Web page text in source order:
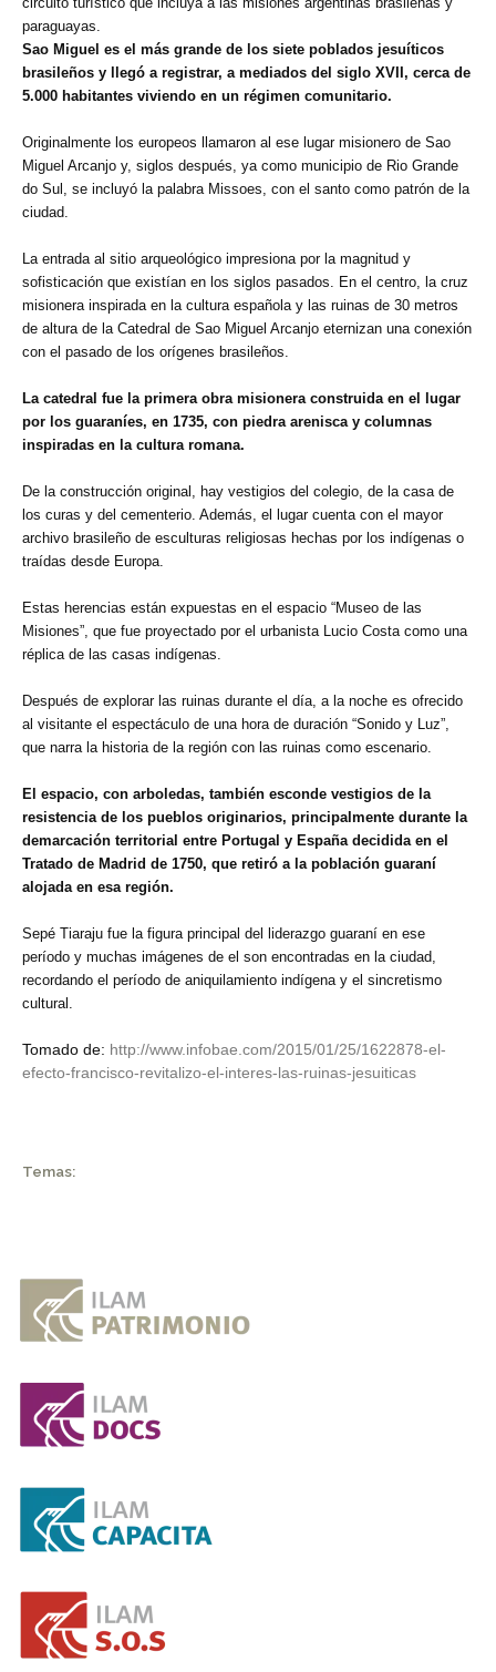
paraguayas.
Sao Miguel es el más grande de los siete poblados jesuíticos
brasileños y llegó a registrar, a mediados del siglo XVII, cerca de
5.000 habitantes viviendo en un régimen comunitario.
Originalmente los europeos llamaron al ese lugar misionero de Sao
Miguel Arcanjo y, siglos después, ya como municipio de Rio Grande
do Sul, se incluyó la palabra Missoes, con el santo como patrón de la
ciudad.
La entrada al sitio arqueológico impresiona por la magnitud y
sofisticación que existían en los siglos pasados. En el centro, la cruz
misionera inspirada en la cultura española y las ruinas de 30 metros
de altura de la Catedral de Sao Miguel Arcanjo eternizan una conexión
con el pasado de los orígenes brasileños.
La catedral fue la primera obra misionera construida en el lugar
por los guaraníes, en 1735, con piedra arenisca y columnas
inspiradas en la cultura romana.
De la construcción original, hay vestigios del colegio, de la casa de
los curas y del cementerio. Además, el lugar cuenta con el mayor
archivo brasileño de esculturas religiosas hechas por los indígenas o
traídas desde Europa.
Estas herencias están expuestas en el espacio “Museo de las
Misiones”, que fue proyectado por el urbanista Lucio Costa como una
réplica de las casas indígenas.
Después de explorar las ruinas durante el día, a la noche es ofrecido
al visitante el espectáculo de una hora de duración “Sonido y Luz”,
que narra la historia de la región con las ruinas como escenario.
El espacio, con arboledas, también esconde vestigios de la
resistencia de los pueblos originarios, principalmente durante la
demarcación territorial entre Portugal y España decidida en el
Tratado de Madrid de 1750, que retiró a la población guaraní
alojada en esa región.
Sepé Tiaraju fue la figura principal del liderazgo guaraní en ese
período y muchas imágenes de el son encontradas en la ciudad,
recordando el período de aniquilamiento indígena y el sincretismo
cultural.
Tomado de: http://www.infobae.com/2015/01/25/1622878-el-
efecto-francisco-revitalizo-el-interes-las-ruinas-jesuiticas
Temas: